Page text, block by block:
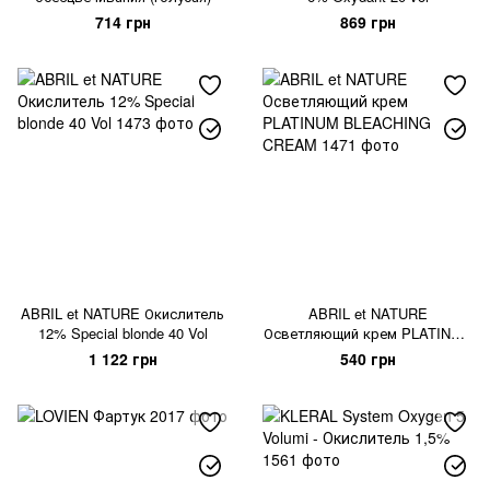
714 грн 869 грн
ABRIL et NATURE Окислитель
12% Special blonde 40 Vol
1 122 грн
ABRIL et NATURE
Осветляющий крем PLATINUM
BLEACHING CREAM
540 грн